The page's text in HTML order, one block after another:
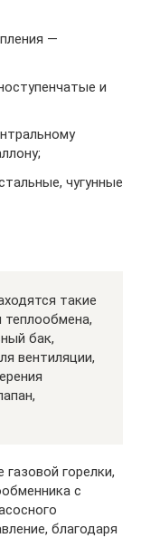
—
и
чугунные
такие
теплообмена,
бак,
вентиляции,
горелки,
с
благодаря